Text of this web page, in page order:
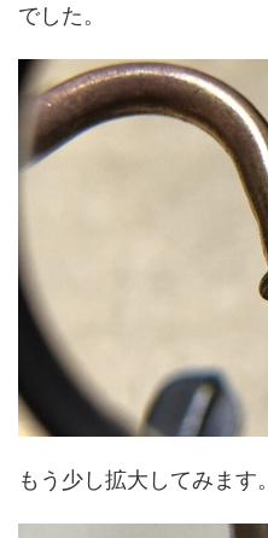
でした。
もう少し拡大してみます。